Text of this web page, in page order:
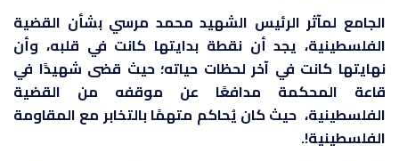
الجامع لمآثر الرئيس الشهيد محمد مرسي بشأن القضية
الفلسطينية، يجد أن نقطة بدايتها كانت في قلبه، وأن
نهايتها كانت في آخر لحظات حياته؛ حيث قضى شهيدًا في
قاعة المحكمة مدافعًا عن موقفه من القضية
الفلسطينية، حيث كان يُحاكم متهمًا بالتخابر مع المقاومة
الفلسطينية!.